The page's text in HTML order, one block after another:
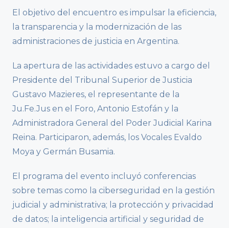
El objetivo del encuentro es impulsar la eficiencia,
la transparencia y la modernización de las
administraciones de justicia en Argentina.
La apertura de las actividades estuvo a cargo del
Presidente del Tribunal Superior de Justicia
Gustavo Mazieres, el representante de la
Ju.Fe.Jus en el Foro, Antonio Estofán y la
Administradora General del Poder Judicial Karina
Reina. Participaron, además, los Vocales Evaldo
Moya y Germán Busamia.
El programa del evento incluyó conferencias
sobre temas como la ciberseguridad en la gestión
judicial y administrativa; la protección y privacidad
de datos; la inteligencia artificial y seguridad de